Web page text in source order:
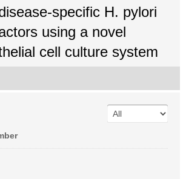
specific H. pylori
using a novel
cell culture system